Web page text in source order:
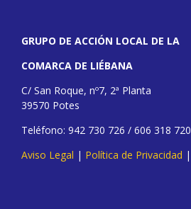
GRUPO DE ACCIÓN LOCAL DE LA
COMARCA DE LIÉBANA
C/ San Roque, nº7, 2ª Planta
39570 Potes
Teléfono: 942 730 726 / 606 318 720
Aviso Legal | Política de Privacidad |